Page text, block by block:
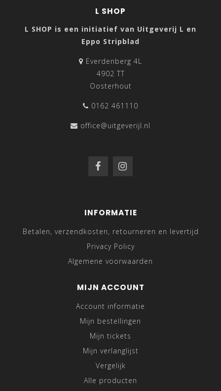
L SHOP
L SHOP is een initiatief van Uitgeverij L en
Eppo Stripblad
Everdenberg 4L
4902 TT
Oosterhout
0162 461110
office@uitgeverijl.nl
INFORMATIE
Betalen, verzendkosten, retourneren en levertijd
Privacy Policy
Algemene voorwaarden
MIJN ACCOUNT
Account informatie
Mijn bestellingen
Mijn tickets
Mijn verlanglijst
Vergelijk
Alle producten